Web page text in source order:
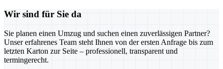
Wir sind für Sie da
Sie planen einen Umzug und suchen einen zuverlässigen Partner?
Unser erfahrenes Team steht Ihnen von der ersten Anfrage bis zum
letzten Karton zur Seite – professionell, transparent und
termingerecht.